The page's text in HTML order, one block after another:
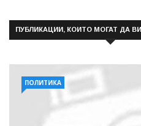
ПУБЛИКАЦИИ, КОИТО МОГАТ ДА
ПОЛИТИКА